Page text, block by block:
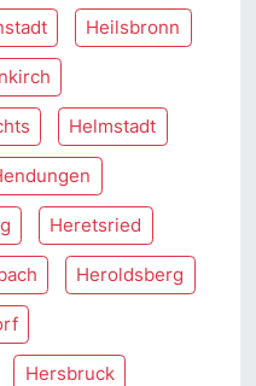
Heilsbronn
Helmstadt
Heretsried
Heroldsberg
Hersbruck